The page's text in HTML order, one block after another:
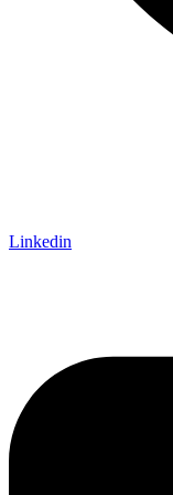
Linkedin